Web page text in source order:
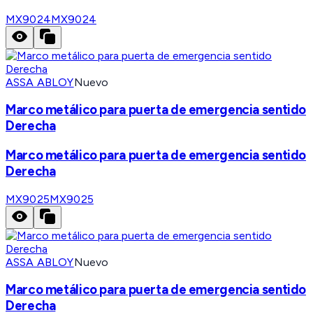
MX9024MX9024
ASSA ABLOYNuevo
Marco metálico para puerta de emergencia sentido
Derecha
Marco metálico para puerta de emergencia sentido
Derecha
MX9025MX9025
ASSA ABLOYNuevo
Marco metálico para puerta de emergencia sentido
Derecha